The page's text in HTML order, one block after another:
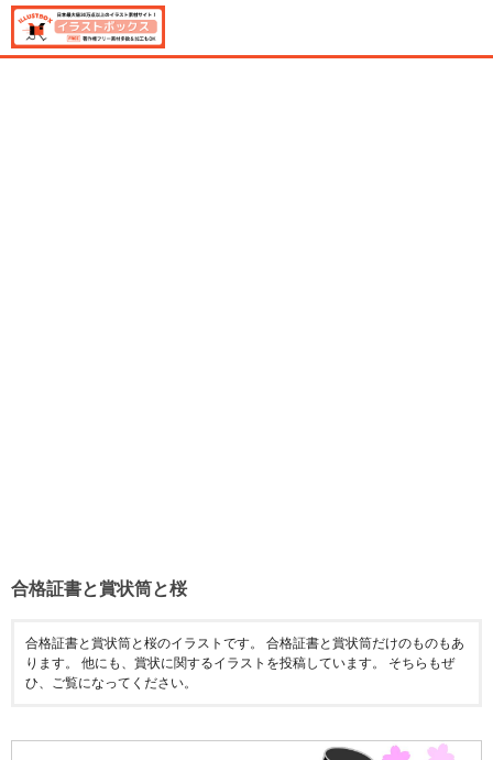
合格証書と賞状筒と桜
合格証書と賞状筒と桜のイラストです。 合格証書と賞状筒だけのものもあ
ります。 他にも、賞状に関するイラストを投稿しています。 そちらもぜ
ひ、ご覧になってください。